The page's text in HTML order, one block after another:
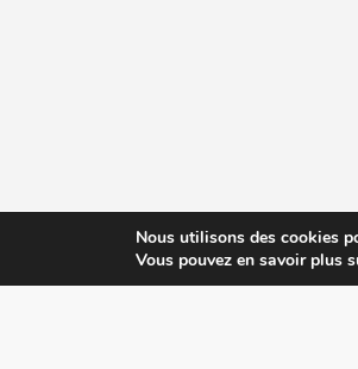
Nous utilisons des cookies
Vous pouvez en savoir plus